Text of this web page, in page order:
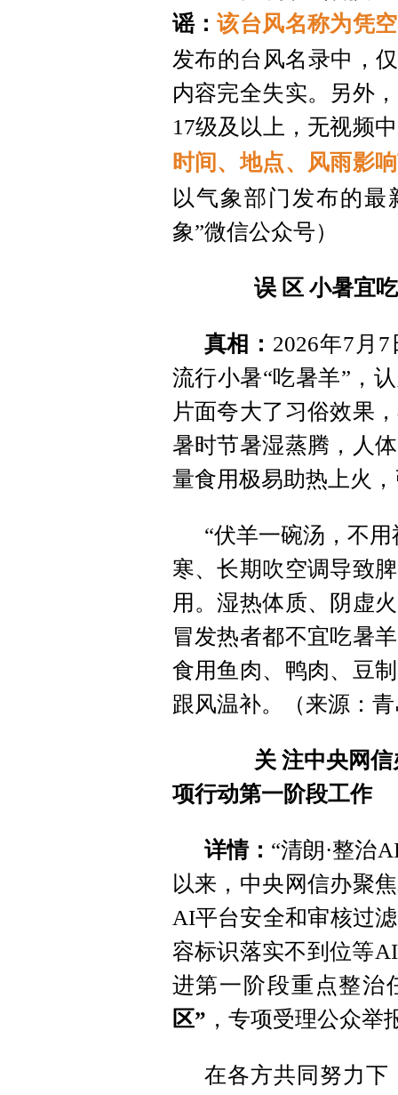
谣：该台风名称为凭
发布的台风名录中，
内容完全失实。另外
17级及以上，无视频
时间、地点、风雨影
以气象部门发布的
象”微信公众号）
误 区 小暑宜
真相： 2026年7月
流行小暑“吃暑羊”，
片面夸大了习俗效果
暑时节暑湿蒸腾，人
量食用极易助热上火
“伏羊一碗汤，不
寒、长期吹空调导致
用。湿热体质、阴虚
冒发热者都不宜吃暑
食用鱼肉、鸭肉、豆
跟风温补。（来源：
关 注中央网信
项行动第一阶段工作
详情： “清朗·整治
以来，中央网信办聚
AI平台安全和审核过
容标识落实不到位等
进第一阶段重点整治
区” ，专项受理公众举
在各方共同努力下